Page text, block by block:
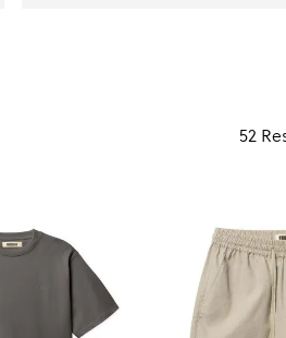
52